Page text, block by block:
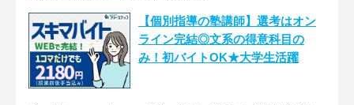
【個別指導の塾講師】選考はオン
ライン完結◎文系の得意科目の
み！初バイトOK★大学生活躍